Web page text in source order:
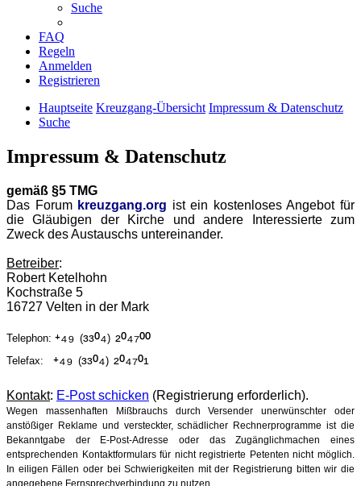
Suche
FAQ
Regeln
Anmelden
Registrieren
Hauptseite Kreuzgang-Übersicht Impressum & Datenschutz
Suche
Impressum & Datenschutz
gemäß §5 TMG
Das Forum kreuzgang.org ist ein kostenloses Angebot für
die Gläubigen der Kirche und andere Interessierte zum
Zweck des Austauschs untereinander.
Betreiber:
Robert Ketelhohn
Kochstraße 5
16727 Velten in der Mark
Telephon: ⁺⁴⁹ (³³⁰⁴) ²⁰⁴⁷⁰⁰
Telefax: ⁺⁴⁹ (³³⁰⁴) ²⁰⁴⁷⁰¹
Kontakt: E-Post schicken (Registrierung erforderlich).
Wegen massenhaften Mißbrauchs durch Versender unerwünschter oder
anstößiger Reklame und versteckter, schädlicher Rechnerprogramme ist die
Bekanntgabe der E-Post-Adresse oder das Zugänglichmachen eines
entsprechenden Kontaktformulars für nicht registrierte Petenten nicht möglich.
In eiligen Fällen oder bei Schwierigkeiten mit der Registrierung bitten wir die
angegebene Fernsprechverbindung zu nutzen.